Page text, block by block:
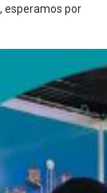
esperamos por